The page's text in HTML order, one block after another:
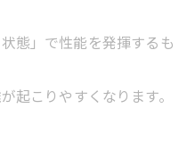
」で性能を発揮するも
が起こりやすくなります。